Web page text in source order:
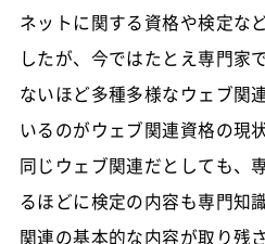
ネットに関する資格や検定な
したが、今ではたとえ専門家
ないほど多種多様なウェブ関
いるのがウェブ関連資格の現
同じウェブ関連だとしても、
るほどに検定の内容も専門知
関連の基本的な内容が取り残